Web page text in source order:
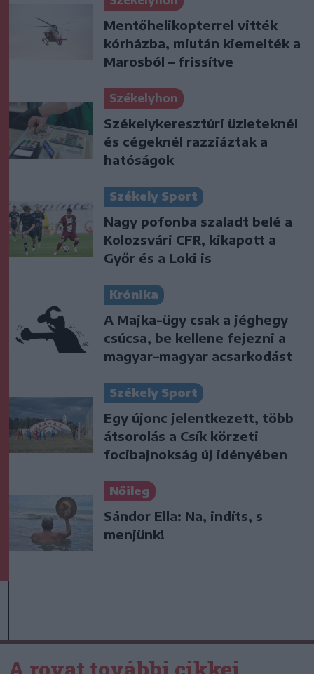
Mentőhelikopterrel vitték
kórházba, miután kiemelték a
Marosból – frissítve
Székelyhon
Székelykeresztúri üzleteknél
és cégeknél razziáztak a
hatóságok
Székely Sport
Nagy pofonba szaladt belé a
Kolozsvári CFR, kikapott a
Győr és a Loki is
Krónika
A Majka-ügy csak a jéghegy
csúcsa, be kellene fejezni a
magyar–magyar acsarkodást
Székely Sport
Egy újonc jelentkezett, több
átsorolás a Csík körzeti
focibajnokság új idényében
Nőileg
Sándor Ella: Na, indíts, s
menjünk!
A rovat további cikkei